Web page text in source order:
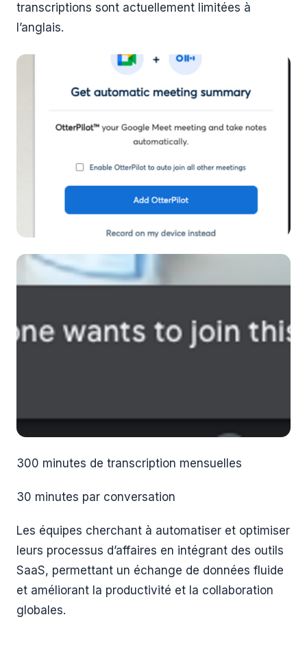
transcriptions sont actuellement limitées à
l’anglais.
300 minutes de transcription mensuelles
30 minutes par conversation
Les équipes cherchant à automatiser et optimiser
leurs processus d’affaires en intégrant des outils
SaaS, permettant un échange de données fluide
et améliorant la productivité et la collaboration
globales.